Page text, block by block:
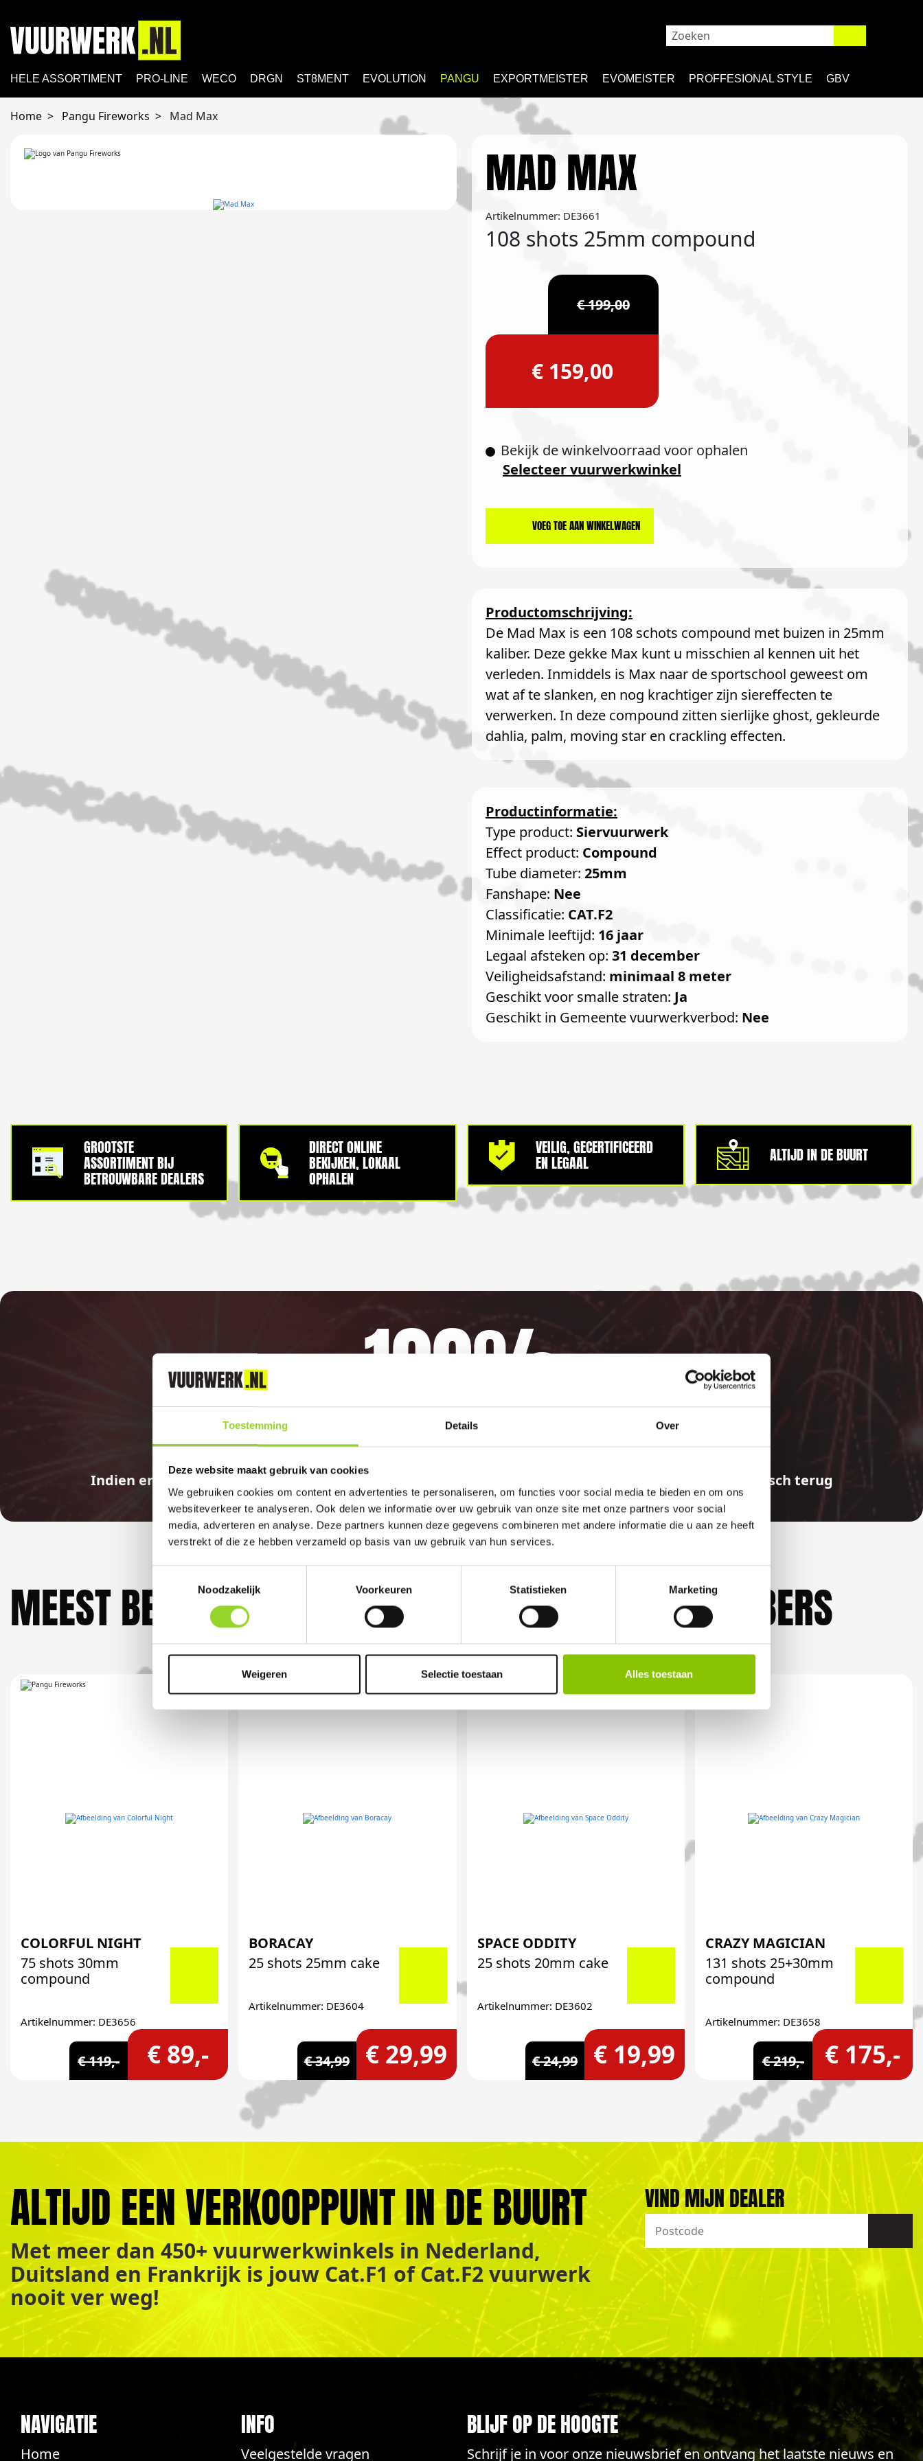
Toestemming Details Over
Deze website maakt gebruik van cookies
We gebruiken cookies om content en advertenties te personaliseren, om functies voor social media te bieden en om ons
websiteverkeer te analyseren. Ook delen we informatie over uw gebruik van onze site met onze partners voor social
media, adverteren en analyse. Deze partners kunnen deze gegevens combineren met andere informatie die u aan ze heeft
verstrekt of die ze hebben verzameld op basis van uw gebruik van hun services.
Noodzakelijk
Voorkeuren Statistieken Marketing
Weigeren Selectie toestaan Alles toestaan
HELE ASSORTIMENT PRO-LINE WECO DRGN ST8MENT EVOLUTION PANGU EXPORTMEISTER EVOMEISTER PROFFESIONAL STYLE GBV
Home Pangu Fireworks Mad Max
MAD MAX
Artikelnummer: DE3661
108 shots 25mm compound
€ 199,00
€ 159,00
Bekijk de winkelvoorraad voor ophalen
Selecteer vuurwerkwinkel
VOEG TOE AAN WINKELWAGEN
Productomschrijving:
De Mad Max is een 108 schots compound met buizen in 25mm
kaliber. Deze gekke Max kunt u misschien al kennen uit het
verleden. Inmiddels is Max naar de sportschool geweest om
wat af te slanken, en nog krachtiger zijn siereffecten te
verwerken. In deze compound zitten sierlijke ghost, gekleurde
dahlia, palm, moving star en crackling effecten.
Productinformatie:
Type product: Siervuurwerk
Effect product: Compound
Tube diameter: 25mm
Fanshape: Nee
Classificatie: CAT.F2
Minimale leeftijd: 16 jaar
Legaal afsteken op: 31 december
Veiligheidsafstand: minimaal 8 meter
Geschikt voor smalle straten: Ja
Geschikt in Gemeente vuurwerkverbod: Nee
GROOTSTE
ASSORTIMENT BIJ
BETROUWBARE DEALERS
DIRECT ONLINE
BEKIJKEN, LOKAAL
OPHALEN
VEILIG, GECERTIFICEERD
EN LEGAAL ALTIJD IN DE BUURT
100%
GELD TERUG GARANTIE
Indien er in 2026 weer een landelijk vuurwerkverbod is, storten wij de betaalde bedragen automatisch terug
MEEST BEKEKEN DOOR ANDERE VUURWERKLIEFHEBBERS
COLORFUL NIGHT
75 shots 30mm
compound
Artikelnummer: DE3656
€ 119,- € 89,-
BORACAY
25 shots 25mm cake
Artikelnummer: DE3604
€ 34,99 € 29,99
SPACE ODDITY
25 shots 20mm cake
Artikelnummer: DE3602
€ 24,99 € 19,99
CRAZY MAGICIAN
131 shots 25+30mm
compound
Artikelnummer: DE3658
€ 219,- € 175,-
ALTIJD EEN VERKOOPPUNT IN DE BUURT
Met meer dan 450+ vuurwerkwinkels in Nederland,
Duitsland en Frankrijk is jouw Cat.F1 of Cat.F2 vuurwerk
nooit ver weg!
VIND MIJN DEALER
NAVIGATIE
Home
INFO
Veelgestelde vragen
BLIJF OP DE HOOGTE
Schrijf je in voor onze nieuwsbrief en ontvang het laatste nieuws en